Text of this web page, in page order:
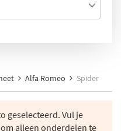
Alfa Romeo Spider
geselecteerd. Vul je
alleen onderdelen te